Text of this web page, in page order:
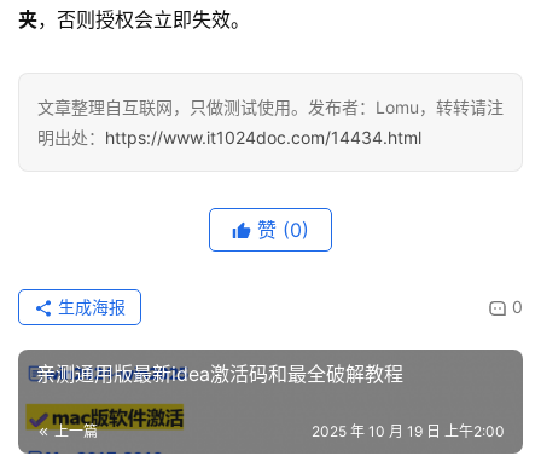
夹，否则授权会立即失效。
文章整理自互联网，只做测试使用。发布者：Lomu，转转请注
明出处： https://www.it1024doc.com/14434.html
赞 (0)
0
生成海报
亲测通用版最新idea激活码和最全破解教程
上一篇 2025 年 10 月 19 日 上午2:00